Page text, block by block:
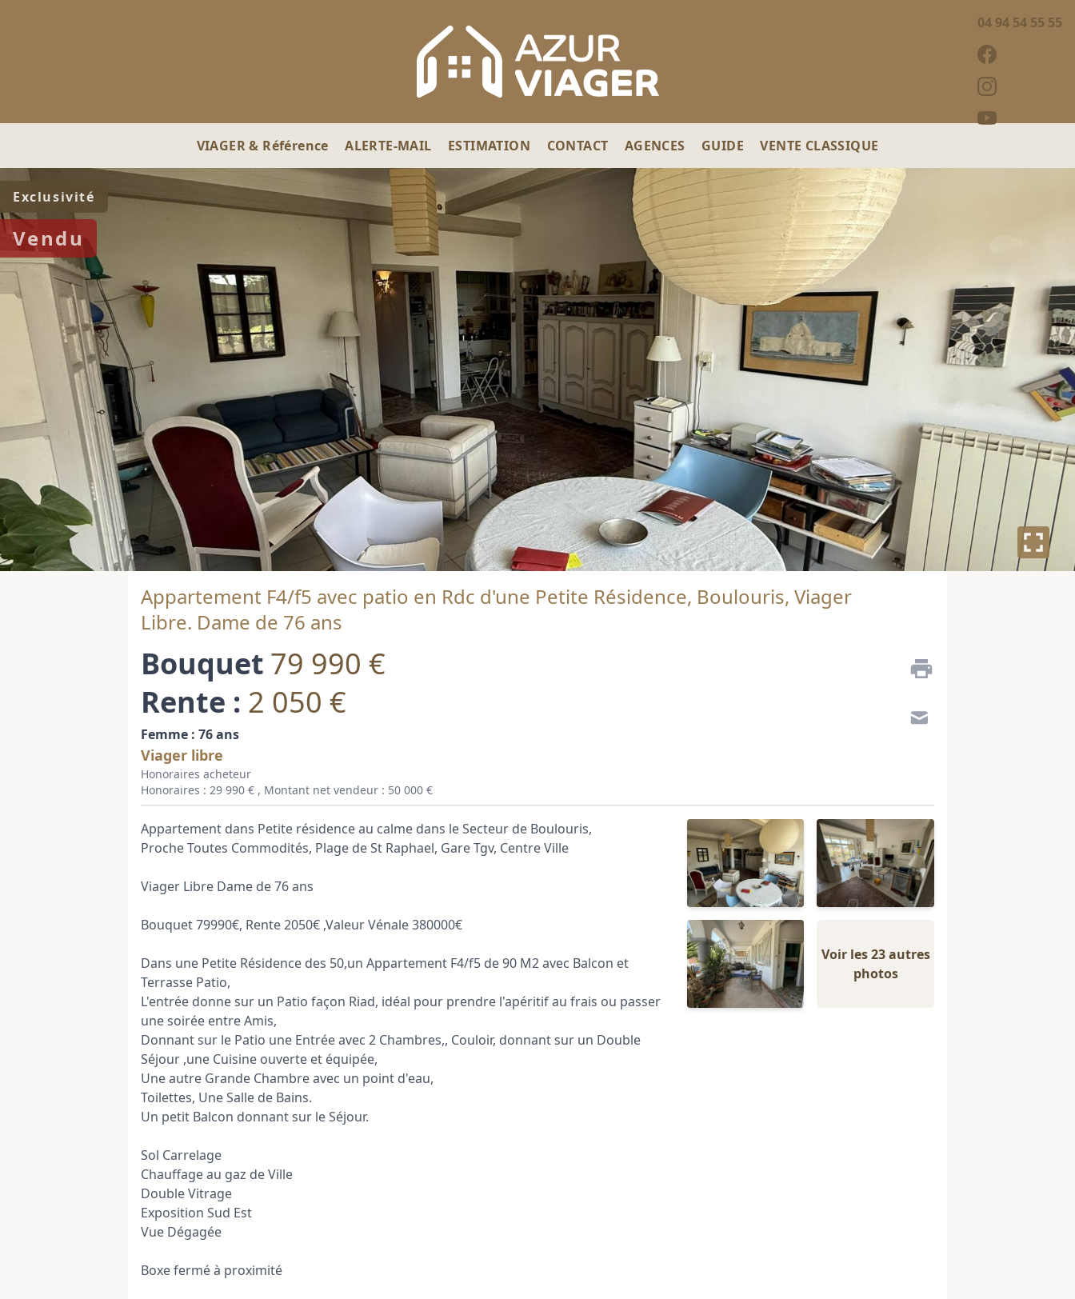
04 94 54 55 55
VIAGER & Référence ALERTE-MAIL ESTIMATION CONTACT AGENCES GUIDE VENTE CLASSIQUE
Exclusivité
Vendu
Appartement F4/f5 avec patio en Rdc d'une Petite Résidence, Boulouris, Viager
Libre. Dame de 76 ans
Bouquet 79 990 €
Rente : 2 050 €
Femme : 76 ans
Viager libre
Honoraires acheteur
Honoraires : 29 990 € , Montant net vendeur : 50 000 €
Appartement dans Petite résidence au calme dans le Secteur de Boulouris,
Proche Toutes Commodités, Plage de St Raphael, Gare Tgv, Centre Ville
Viager Libre Dame de 76 ans
Bouquet 79990€, Rente 2050€ ,Valeur Vénale 380000€
Dans une Petite Résidence des 50,un Appartement F4/f5 de 90 M2 avec Balcon et
Terrasse Patio,
L'entrée donne sur un Patio façon Riad, idéal pour prendre l'apéritif au frais ou passer
une soirée entre Amis,
Donnant sur le Patio une Entrée avec 2 Chambres,, Couloir, donnant sur un Double
Séjour ,une Cuisine ouverte et équipée,
Une autre Grande Chambre avec un point d'eau,
Toilettes, Une Salle de Bains.
Un petit Balcon donnant sur le Séjour.
Sol Carrelage
Chauffage au gaz de Ville
Double Vitrage
Exposition Sud Est
Vue Dégagée
Boxe fermé à proximité
Voir les 23 autres
photos